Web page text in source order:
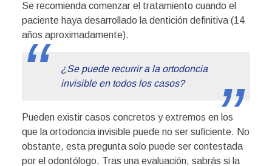
Se recomienda comenzar el tratamiento cuando el
paciente haya desarrollado la dentición definitiva (14
años aproximadamente).
¿Se puede recurrir a la ortodoncia
invisible en todos los casos?
Pueden existir casos concretos y extremos en los
que la ortodoncia invisible puede no ser suficiente. No
obstante, esta pregunta solo puede ser contestada
por el odontólogo. Tras una evaluación, sabrás si la